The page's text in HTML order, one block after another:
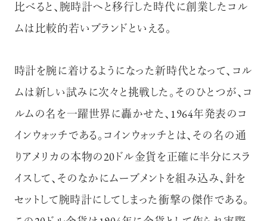
比べると、腕時計へと移行した時代に創業したコル
ムは比較的若いブランドといえる。
時計を腕に着けるようになった新時代となって、コル
ムは新しい試みに次々と挑戦した。そのひとつが、コ
ルムの名を一躍世界に轟かせた、1964年発表のコ
インウォッチである。コインウォッチとは、その名の通
りアメリカの本物の20ドル金貨を正確に半分にスラ
イスして、そのなかにムーブメントを組み込み、針を
セットして腕時計にしてしまった衝撃の傑作である。